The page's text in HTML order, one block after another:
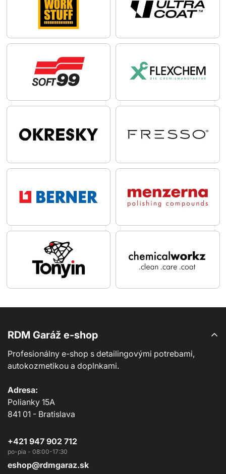
RDM Garáž e-shop
Profesionálny e-shop s detailingovými potrebami,
autokozmetikou a doplnkami.
Adresa:
Polianky 15A
841 01 - Bratislava
+421 947 902 712
eshop@rdmgaraz.sk